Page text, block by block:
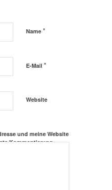
Name *
E-Mail *
Website
und meine Website
Kommentierung,